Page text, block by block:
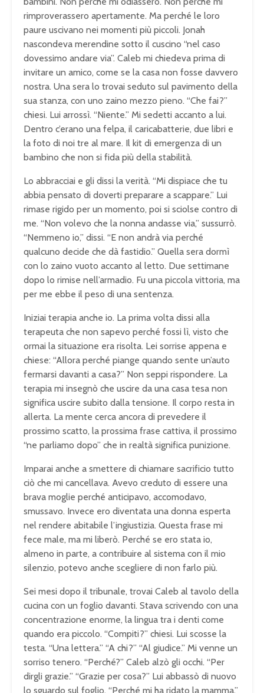
rimproverassero apertamente. Ma perché le loro
paure uscivano nei momenti più piccoli. Jonah
nascondeva merendine sotto il cuscino “nel caso
dovessimo andare via”. Caleb mi chiedeva prima di
invitare un amico, come se la casa non fosse davvero
nostra. Una sera lo trovai seduto sul pavimento della
sua stanza, con uno zaino mezzo pieno. “Che fai?”
chiesi. Lui arrossì. “Niente.” Mi sedetti accanto a lui.
Dentro c’erano una felpa, il caricabatterie, due libri e
la foto di noi tre al mare. Il kit di emergenza di un
bambino che non si fida più della stabilità.
Lo abbracciai e gli dissi la verità. “Mi dispiace che tu
abbia pensato di doverti preparare a scappare.” Lui
rimase rigido per un momento, poi si sciolse contro di
me. “Non volevo che la nonna andasse via,” sussurrò.
“Nemmeno io,” dissi. “E non andrà via perché
qualcuno decide che dà fastidio.” Quella sera dormì
con lo zaino vuoto accanto al letto. Due settimane
dopo lo rimise nell’armadio. Fu una piccola vittoria, ma
per me ebbe il peso di una sentenza.
Iniziai terapia anche io. La prima volta dissi alla
terapeuta che non sapevo perché fossi lì, visto che
ormai la situazione era risolta. Lei sorrise appena e
chiese: “Allora perché piange quando sente un’auto
fermarsi davanti a casa?” Non seppi rispondere. La
terapia mi insegnò che uscire da una casa tesa non
significa uscire subito dalla tensione. Il corpo resta in
allerta. La mente cerca ancora di prevedere il
prossimo scatto, la prossima frase cattiva, il prossimo
“ne parliamo dopo” che in realtà significa punizione.
Imparai anche a smettere di chiamare sacrificio tutto
ciò che mi cancellava. Avevo creduto di essere una
brava moglie perché anticipavo, accomodavo,
smussavo. Invece ero diventata una donna esperta
nel rendere abitabile l’ingiustizia. Questa frase mi
fece male, ma mi liberò. Perché se ero stata io,
almeno in parte, a contribuire al sistema con il mio
silenzio, potevo anche scegliere di non farlo più.
Sei mesi dopo il tribunale, trovai Caleb al tavolo della
cucina con un foglio davanti. Stava scrivendo con una
concentrazione enorme, la lingua tra i denti come
quando era piccolo. “Compiti?” chiesi. Lui scosse la
testa. “Una lettera.” “A chi?” “Al giudice.” Mi venne un
sorriso tenero. “Perché?” Caleb alzò gli occhi. “Per
dirgli grazie.” “Grazie per cosa?” Lui abbassò di nuovo
lo sguardo sul foglio. “Perché mi ha ridato la mamma.”